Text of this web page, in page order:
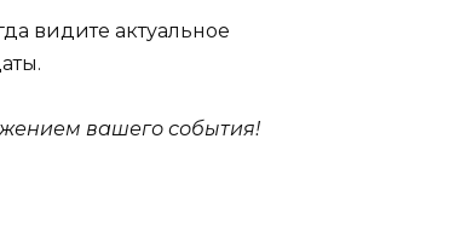
видите актуальное
вашего события!